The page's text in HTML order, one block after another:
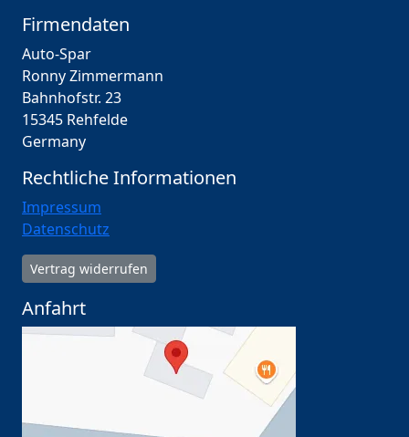
Firmendaten
Auto-Spar
Ronny Zimmermann
Bahnhofstr. 23
15345 Rehfelde
Germany
Rechtliche Informationen
Impressum
Datenschutz
Vertrag widerrufen
Anfahrt